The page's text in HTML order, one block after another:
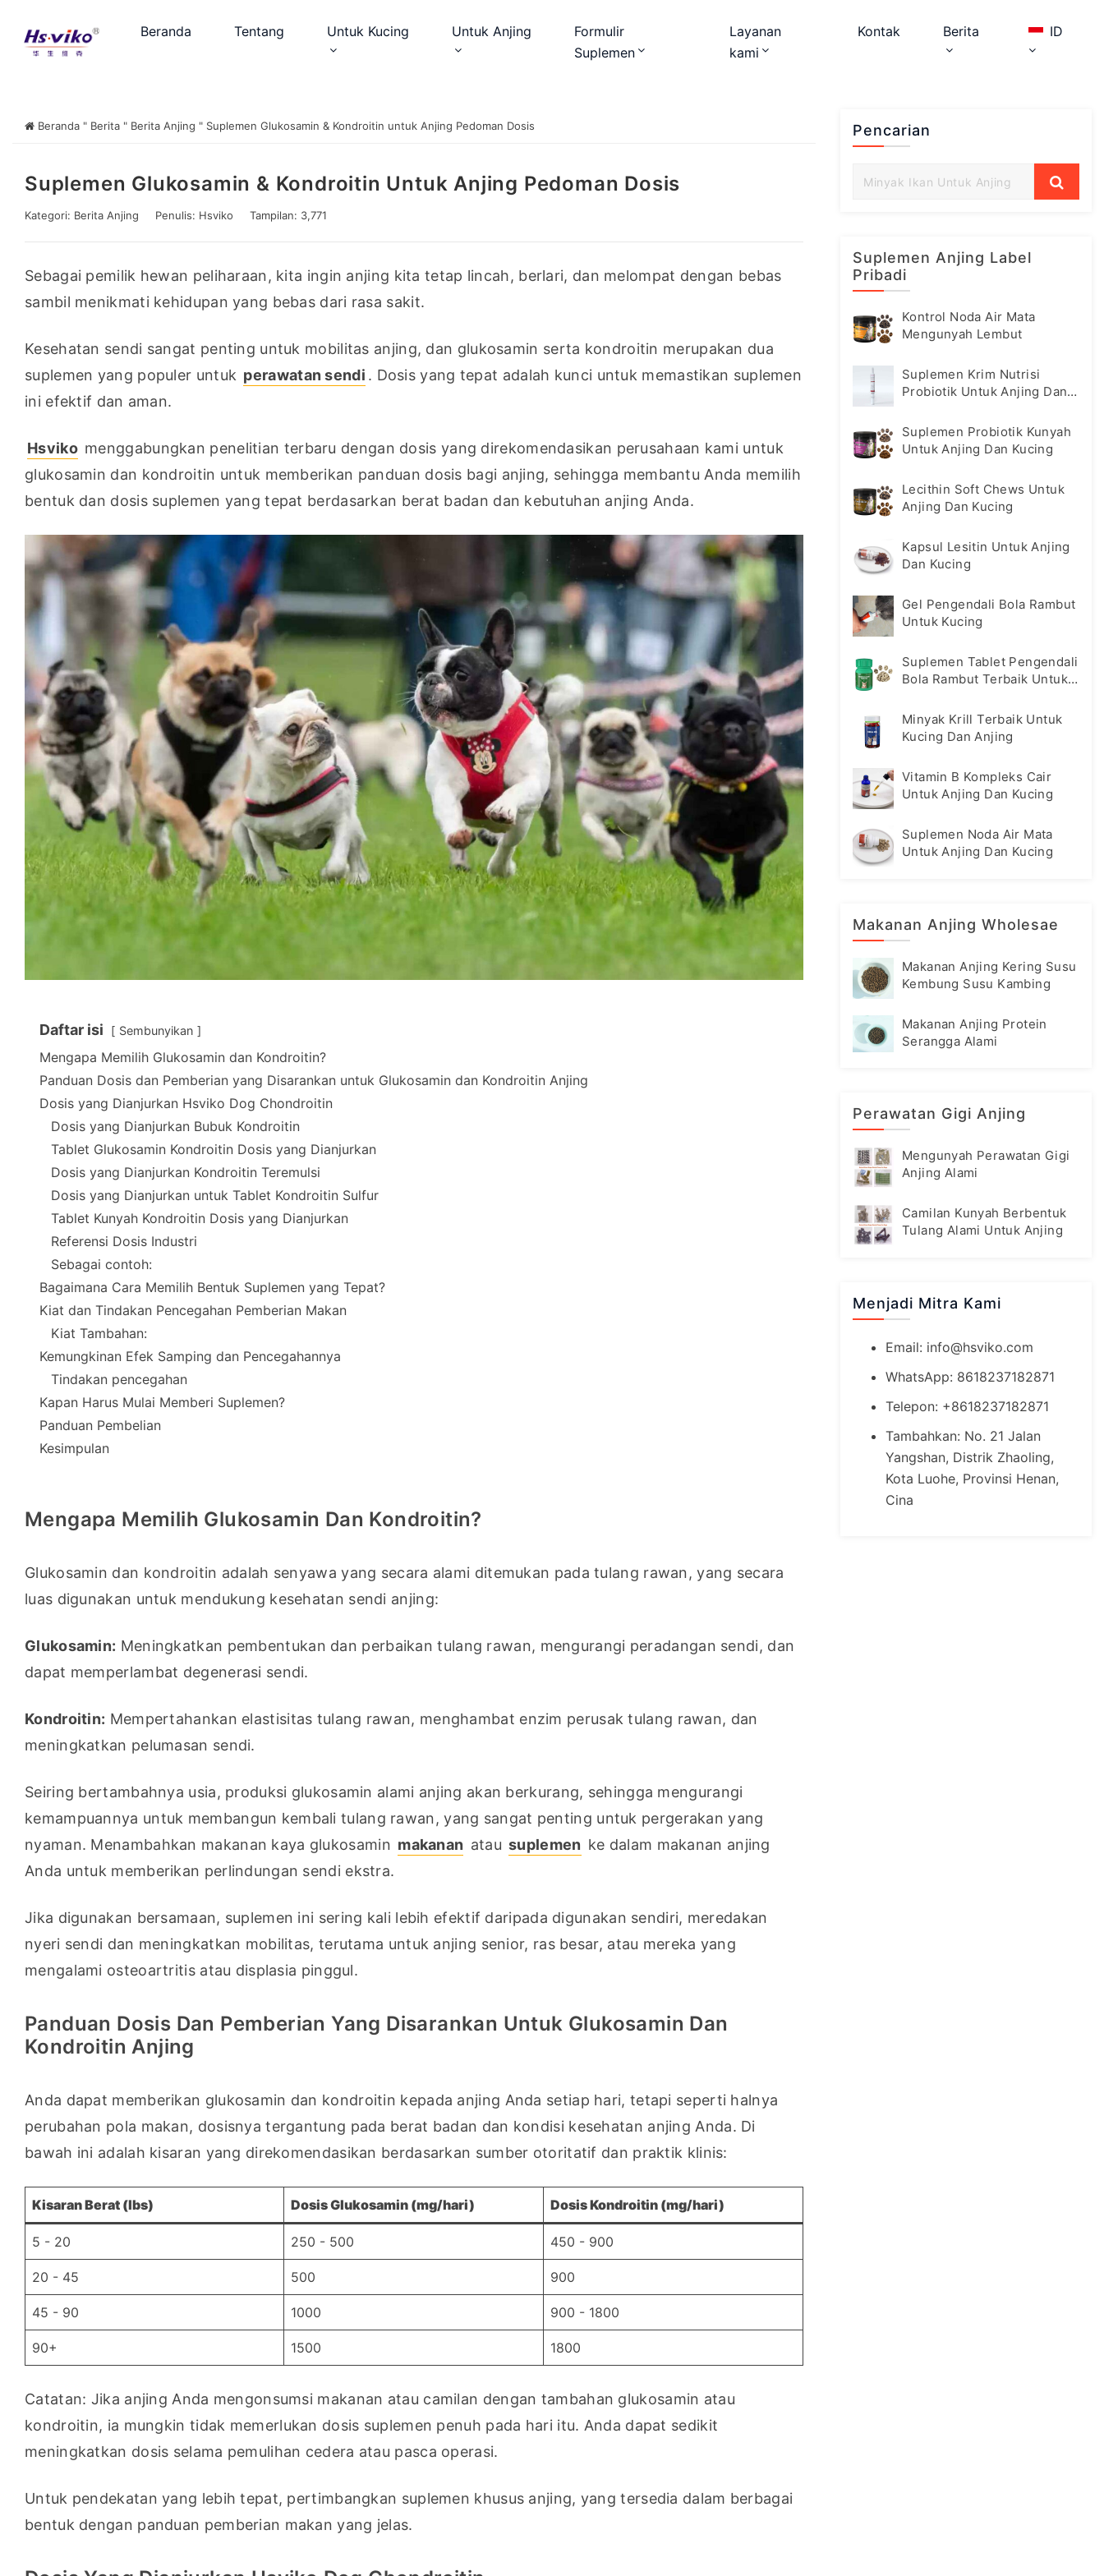
Beranda Tentang Untuk Kucing Untuk Anjing
Formulir
Suplemen
Layanan
kami
Kontak Berita ID
Beranda " Berita " Berita Anjing " Suplemen Glukosamin & Kondroitin untuk Anjing Pedoman Dosis
Suplemen Glukosamin & Kondroitin Untuk Anjing Pedoman Dosis
Kategori: Berita Anjing Penulis: Hsviko Tampilan: 3,771
Sebagai pemilik hewan peliharaan, kita ingin anjing kita tetap lincah, berlari, dan melompat dengan bebas
sambil menikmati kehidupan yang bebas dari rasa sakit.
Kesehatan sendi sangat penting untuk mobilitas anjing, dan glukosamin serta kondroitin merupakan dua
suplemen yang populer untuk perawatan sendi . Dosis yang tepat adalah kunci untuk memastikan suplemen
ini efektif dan aman.
Hsviko menggabungkan penelitian terbaru dengan dosis yang direkomendasikan perusahaan kami untuk
glukosamin dan kondroitin untuk memberikan panduan dosis bagi anjing, sehingga membantu Anda memilih
bentuk dan dosis suplemen yang tepat berdasarkan berat badan dan kebutuhan anjing Anda.
Daftar isi Sembunyikan
Mengapa Memilih Glukosamin dan Kondroitin?
Panduan Dosis dan Pemberian yang Disarankan untuk Glukosamin dan Kondroitin Anjing
Dosis yang Dianjurkan Hsviko Dog Chondroitin
Dosis yang Dianjurkan Bubuk Kondroitin
Tablet Glukosamin Kondroitin Dosis yang Dianjurkan
Dosis yang Dianjurkan Kondroitin Teremulsi
Dosis yang Dianjurkan untuk Tablet Kondroitin Sulfur
Tablet Kunyah Kondroitin Dosis yang Dianjurkan
Referensi Dosis Industri
Sebagai contoh:
Bagaimana Cara Memilih Bentuk Suplemen yang Tepat?
Kiat dan Tindakan Pencegahan Pemberian Makan
Kiat Tambahan:
Kemungkinan Efek Samping dan Pencegahannya
Tindakan pencegahan
Kapan Harus Mulai Memberi Suplemen?
Panduan Pembelian
Kesimpulan
Mengapa Memilih Glukosamin Dan Kondroitin?
Glukosamin dan kondroitin adalah senyawa yang secara alami ditemukan pada tulang rawan, yang secara
luas digunakan untuk mendukung kesehatan sendi anjing:
Glukosamin: Meningkatkan pembentukan dan perbaikan tulang rawan, mengurangi peradangan sendi, dan
dapat memperlambat degenerasi sendi.
Kondroitin: Mempertahankan elastisitas tulang rawan, menghambat enzim perusak tulang rawan, dan
meningkatkan pelumasan sendi.
Seiring bertambahnya usia, produksi glukosamin alami anjing akan berkurang, sehingga mengurangi
kemampuannya untuk membangun kembali tulang rawan, yang sangat penting untuk pergerakan yang
nyaman. Menambahkan makanan kaya glukosamin makanan atau suplemen ke dalam makanan anjing
Anda untuk memberikan perlindungan sendi ekstra.
Jika digunakan bersamaan, suplemen ini sering kali lebih efektif daripada digunakan sendiri, meredakan
nyeri sendi dan meningkatkan mobilitas, terutama untuk anjing senior, ras besar, atau mereka yang
mengalami osteoartritis atau displasia pinggul.
Panduan Dosis Dan Pemberian Yang Disarankan Untuk Glukosamin Dan
Kondroitin Anjing
Anda dapat memberikan glukosamin dan kondroitin kepada anjing Anda setiap hari, tetapi seperti halnya
perubahan pola makan, dosisnya tergantung pada berat badan dan kondisi kesehatan anjing Anda. Di
bawah ini adalah kisaran yang direkomendasikan berdasarkan sumber otoritatif dan praktik klinis:
Kisaran Berat (lbs) Dosis Glukosamin (mg/hari) Dosis Kondroitin (mg/hari)
5 - 20 250 - 500 450 - 900
20 - 45 500 900
45 - 90 1000 900 - 1800
90+ 1500 1800
Catatan: Jika anjing Anda mengonsumsi makanan atau camilan dengan tambahan glukosamin atau
kondroitin, ia mungkin tidak memerlukan dosis suplemen penuh pada hari itu. Anda dapat sedikit
meningkatkan dosis selama pemulihan cedera atau pasca operasi.
Untuk pendekatan yang lebih tepat, pertimbangkan suplemen khusus anjing, yang tersedia dalam berbagai
bentuk dengan panduan pemberian makan yang jelas.
Pencarian
Suplemen Anjing Label
Pribadi
Kontrol Noda Air Mata
Mengunyah Lembut
Suplemen Krim Nutrisi
Probiotik Untuk Anjing Dan
Suplemen Probiotik Kunyah
Untuk Anjing Dan Kucing
Lecithin Soft Chews Untuk
Anjing Dan Kucing
Kapsul Lesitin Untuk Anjing
Dan Kucing
Gel Pengendali Bola Rambut
Untuk Kucing
Suplemen Tablet Pengendali
Bola Rambut Terbaik Untuk
Minyak Krill Terbaik Untuk
Kucing Dan Anjing
Vitamin B Kompleks Cair
Untuk Anjing Dan Kucing
Suplemen Noda Air Mata
Untuk Anjing Dan Kucing
Makanan Anjing Wholesae
Makanan Anjing Kering Susu
Kembung Susu Kambing
Makanan Anjing Protein
Serangga Alami
Perawatan Gigi Anjing
Mengunyah Perawatan Gigi
Anjing Alami
Camilan Kunyah Berbentuk
Tulang Alami Untuk Anjing
Menjadi Mitra Kami
Email: info@hsviko.com
WhatsApp: 8618237182871
Telepon: +8618237182871
Tambahkan: No. 21 Jalan
Yangshan, Distrik Zhaoling,
Kota Luohe, Provinsi Henan,
Cina